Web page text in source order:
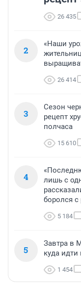
26 435
2
«Наши
26 414
3
Сезон
рецепт
полчаса
15 610
4
лишь с
боролся с
5 184
5
Завтра в
куда идти
1 454